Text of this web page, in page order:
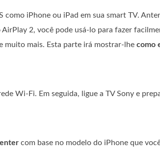
iPhone ou iPad em sua smart TV.
2, você pode usá-lo para fazer
muito mais. Esta parte irá mostrar-lhe como
Wi-Fi. Em seguida, ligue a TV Sony e
com base no modelo do iPhone que